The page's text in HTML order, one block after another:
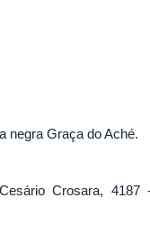
negra Graça do Aché.
Crosara,